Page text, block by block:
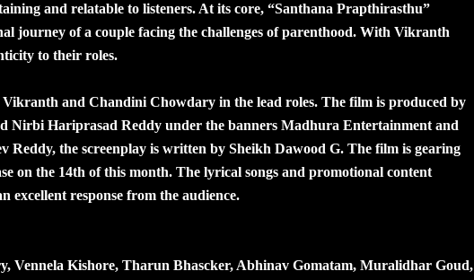
and relatable to listeners. At its core, “Santhana Prapthirasthu”
journey of a couple facing the challenges of parenthood. With Vikranth
to their roles.
and Chandini Chowdary in the lead roles. The film is produced by
Nirbi Hariprasad Reddy under the banners Madhura Entertainment and
Reddy, the screenplay is written by Sheikh Dawood G. The film is gearing
on the 14th of this month. The lyrical songs and promotional content
excellent response from the audience.
Vennela Kishore, Tharun Bhascker, Abhinav Gomatam, Muralidhar Goud,